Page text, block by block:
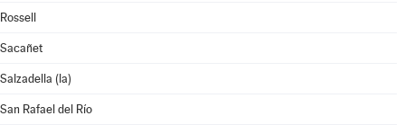
Rossell
Sacañet
Salzadella (la)
San Rafael del Río